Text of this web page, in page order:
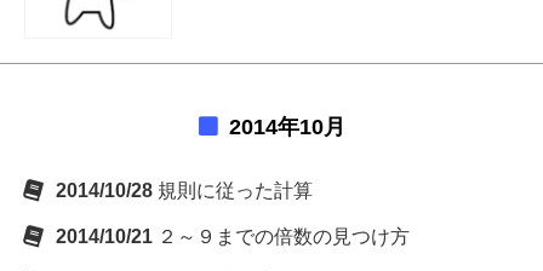
2014年10月
2014/10/28 規則に従った計算
2014/10/21 ２～９までの倍数の見つけ方